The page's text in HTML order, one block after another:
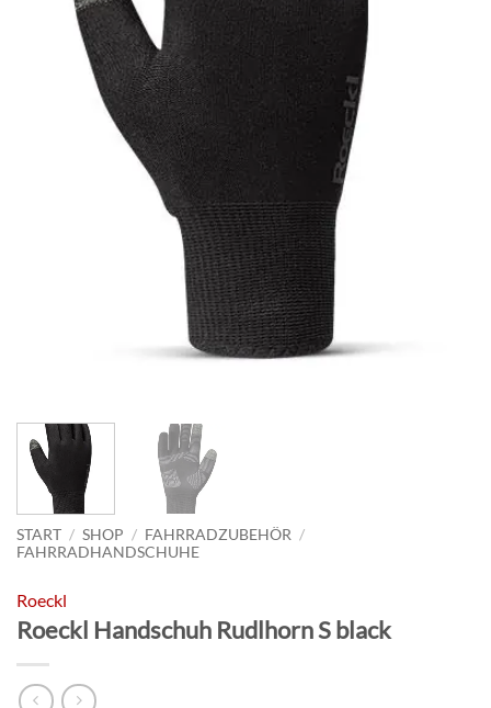
START / SHOP / FAHRRADZUBEHÖR /
FAHRRADHANDSCHUHE
Roeckl
Roeckl Handschuh Rudlhorn S black